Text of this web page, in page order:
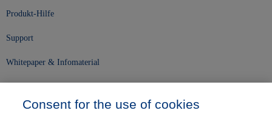
Produkt-Hilfe
Support
Whitepaper & Infomaterial
Consent for the use of cookies